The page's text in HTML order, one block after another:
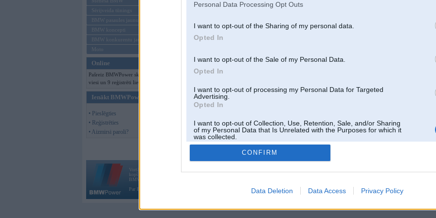
Personal Data Processing Opt Outs
I want to opt-out of the Sharing of my personal data.
Opted In
I want to opt-out of the Sale of my Personal Data.
Opted In
I want to opt-out of processing my Personal Data for Targeted
Advertising.
Opted In
I want to opt-out of Collection, Use, Retention, Sale, and/or Sharing
of my Personal Data that Is Unrelated with the Purposes for which it
was collected.
Opted Out
CONFIRM
Data Deletion Data Access Privacy Policy
Sērijveida tūnings
BMW pasaules jaunumi
BMW koncepti
BMW konkurentu jaunumi
Moto
Online
Pašreiz BMWPower skatās 121
viesi un 9 reģistrēti lietotāji.
Ienākt BMWPower
• Pieslēgties
• Reģistrēties
• Aizmirsi paroli?
Vortāls BMWPower.lv darbojas
kopš 2002. gada 14. maija. Tas nav auto klubs un nav saistīts ar
BMW AG.
Par BMWPower